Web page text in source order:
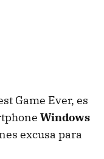
Game Ever, es
Windows
excusa para